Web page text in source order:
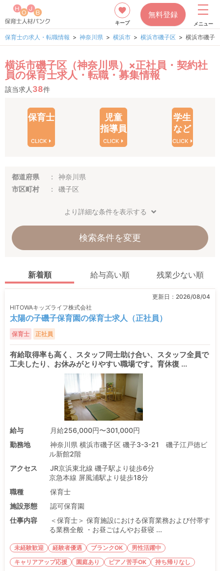
キープ
無料登録
メニュー
保育士の求人・転職情報 神奈川県 横浜市 横浜市磯子区 横浜市磯子
横浜市磯子区（神奈川県）×正社員・契約社
員の保育士求人・転職・募集情報
該当求人 38件
保育士
CLICK
児童
指導員
CLICK
学生
など
CLICK
都道府県
神奈川県
市区町村
磯子区
より詳細な条件を表示する
検索条件を変更
新着順 給与高い順 残業少ない順
更新日： 2026/08/04
HITOWAキッズライフ株式会社
太陽の子磯子保育園の保育士求人（正社員）
保育士 正社員
有給取得率も高く、スタッフ同士助け合い、スタッフ全員で
工夫したり、お休みがとりやすい職場です。育休復 ...
給与
月給256,000円〜301,000円
勤務地
神奈川県 横浜市磯子区 磯子3-3-21 磯子江戸徳ビ
ル新館2階
アクセス
JR京浜東北線 磯子駅より徒歩6分
京急本線 屏風浦駅より徒歩18分
職種
保育士
施設形態
認可保育園
仕事内容
＜保育士＞ 保育施設における保育業務および付帯す
る業務全般 ・お昼ごはんやお昼寝 ...
未経験歓迎 経験者優遇 ブランクOK
男性活躍中
キャリアアップ応援
園庭あり ピアノ苦手OK 持ち帰りなし